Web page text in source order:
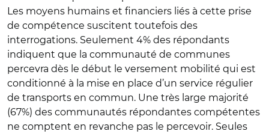
Les moyens humains et financiers liés à cette prise
de compétence suscitent toutefois des
interrogations. Seulement 4% des répondants
indiquent que la communauté de communes
percevra dès le début le versement mobilité qui est
conditionné à la mise en place d’un service régulier
de transports en commun. Une très large majorité
(67%) des communautés répondantes compétentes
ne comptent en revanche pas le percevoir. Seules